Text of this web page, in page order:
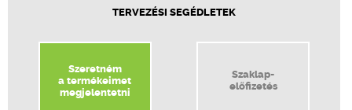
TERVEZÉSI SEGÉDLETEK
Szeretném
a termékeimet
megjelentetni
Szaklap-
előfizetés